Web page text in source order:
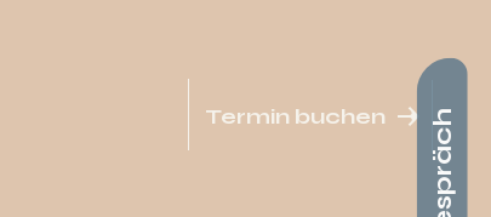
Termin buchen